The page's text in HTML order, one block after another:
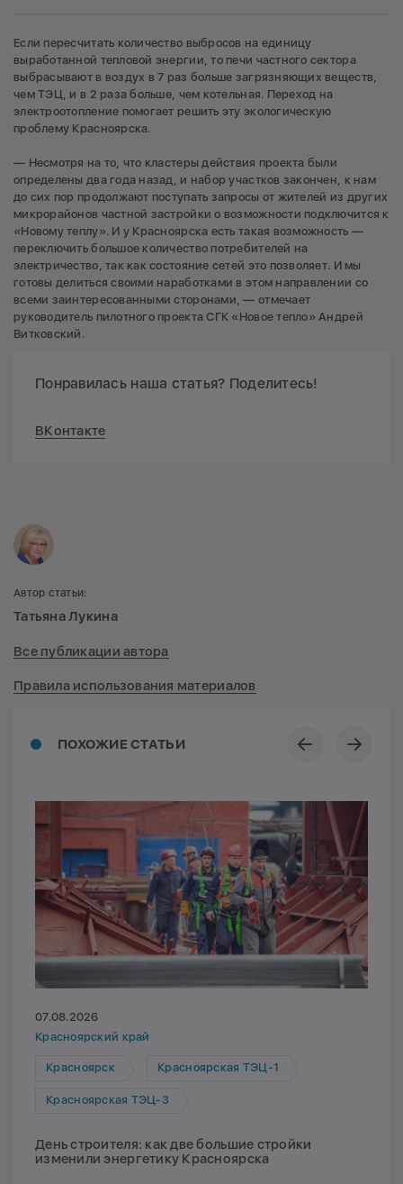
Если пересчитать количество выбросов на единицу
выработанной тепловой энергии, то печи частного сектора
выбрасывают в воздух в 7 раз больше загрязняющих веществ,
чем ТЭЦ, и в 2 раза больше, чем котельная. Переход на
электроотопление помогает решить эту экологическую
проблему Красноярска.
— Несмотря на то, что кластеры действия проекта были
определены два года назад, и набор участков закончен, к нам
до сих пор продолжают поступать запросы от жителей из других
микрорайонов частной застройки о возможности подключится к
«Новому теплу». И у Красноярска есть такая возможность —
переключить большое количество потребителей на
электричество, так как состояние сетей это позволяет. И мы
готовы делиться своими наработками в этом направлении со
всеми заинтересованными сторонами, — отмечает
руководитель пилотного проекта СГК «Новое тепло» Андрей
Витковский.
Понравилась наша статья? Поделитесь!
ВКонтакте
ПОХОЖИЕ СТАТЬИ
07.08.2026
Красноярский край
Красноярск Красноярская ТЭЦ-1
Красноярская ТЭЦ-3
День строителя: как две большие стройки
изменили энергетику Красноярска
Автор статьи:
Татьяна Лукина
Все публикации автора
Правила использования материалов